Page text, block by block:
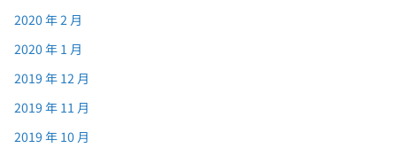
2020 年 2 月
2020 年 1 月
2019 年 12 月
2019 年 11 月
2019 年 10 月